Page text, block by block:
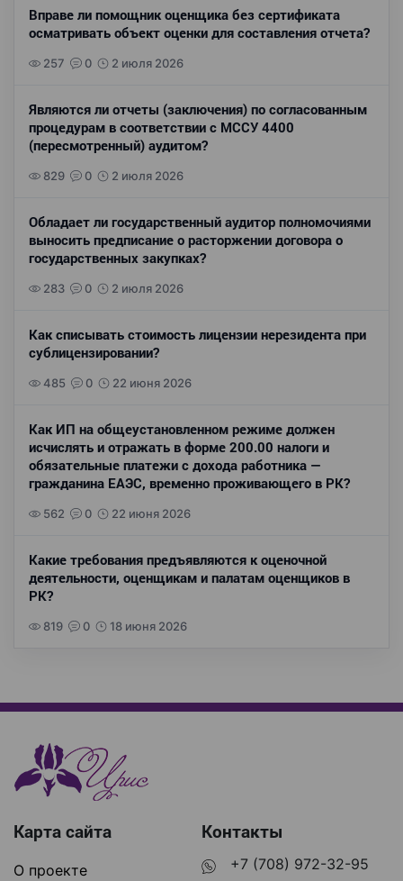
Вправе ли помощник оценщика без сертификата
осматривать объект оценки для составления отчета?
257 0 2 июля 2026
Являются ли отчеты (заключения) по согласованным
процедурам в соответствии с МССУ 4400
(пересмотренный) аудитом?
829 0 2 июля 2026
Обладает ли государственный аудитор полномочиями
выносить предписание о расторжении договора о
государственных закупках?
283 0 2 июля 2026
Как списывать стоимость лицензии нерезидента при
сублицензировании?
485 0 22 июня 2026
Как ИП на общеустановленном режиме должен
исчислять и отражать в форме 200.00 налоги и
обязательные платежи с дохода работника —
гражданина ЕАЭС, временно проживающего в РК?
562 0 22 июня 2026
Какие требования предъявляются к оценочной
деятельности, оценщикам и палатам оценщиков в
РК?
819 0 18 июня 2026
Карта сайта
О проекте
Контакты
+7 (708) 972-32-95